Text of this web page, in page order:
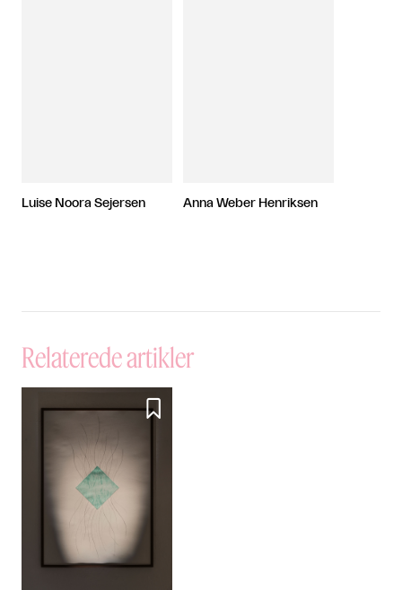
Luise Noora Sejersen Anna Weber Henriksen
Relaterede artikler
